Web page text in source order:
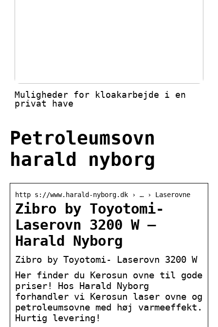
Muligheder for kloakarbejde i en
privat have
Petroleumsovn
harald nyborg
http s://www.harald-nyborg.dk › … › Laserovne
Zibro by Toyotomi-
Laserovn 3200 W –
Harald Nyborg
Zibro by Toyotomi- Laserovn 3200 W
Her finder du Kerosun ovne til gode
priser! Hos Harald Nyborg
forhandler vi Kerosun laser ovne og
petroleumsovne med høj varmeeffekt.
Hurtig levering!